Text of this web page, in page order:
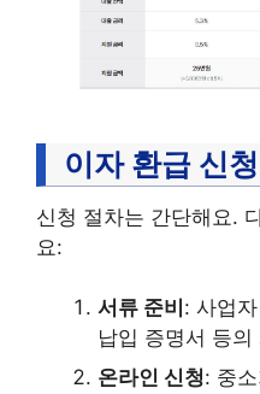
이자 환급 신
신청 절차는 간단해요.
요:
서류 준비 : 사업
납입 증명서 등
온라인 신청: 중